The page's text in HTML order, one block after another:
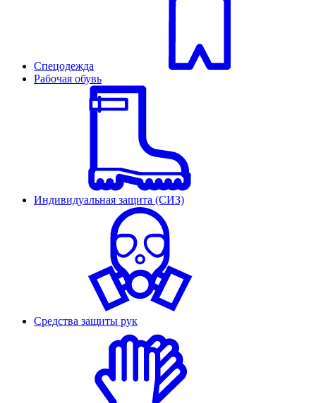
Спецодежда
Рабочая обувь
Индивидуальная защита (СИЗ)
Средства защиты рук